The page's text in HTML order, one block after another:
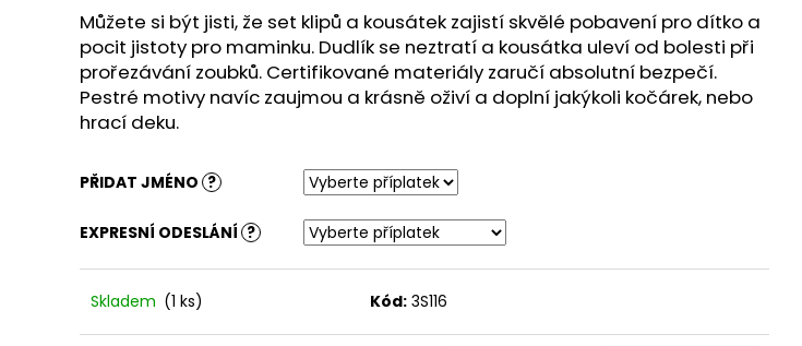
Můžete si být jisti, že set klipů a kousátek zajistí skvělé pobavení pro dítko a
pocit jistoty pro maminku. Dudlík se neztratí a kousátka uleví od bolesti při
prořezávání zoubků. Certifikované materiály zaručí absolutní bezpečí.
Pestré motivy navíc zaujmou a krásně oživí a doplní jakýkoli kočárek, nebo
hrací deku.
PŘIDAT JMÉNO ?
EXPRESNÍ ODESLÁNÍ ?
Skladem (1 ks) Kód: 3S116